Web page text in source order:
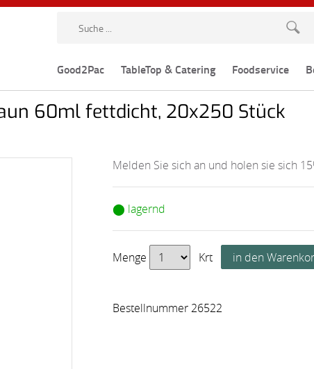
Good2Pac TableTop & Catering Foodservice
60ml fettdicht, 20x250 Stück
Melden Sie sich an und holen sie sich
⬤ lagernd
Menge Krt
Bestellnummer 26522